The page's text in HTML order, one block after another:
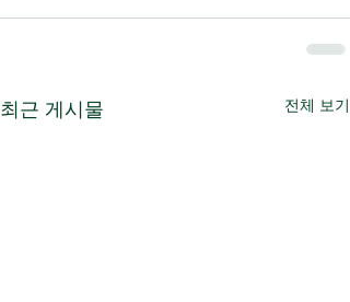
최근 게시물 전체 보기